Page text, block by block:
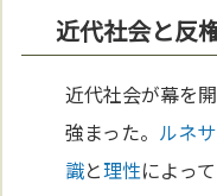
近代社会と反
近代社会が幕を
強まった。 ルネ
識と理性によっ